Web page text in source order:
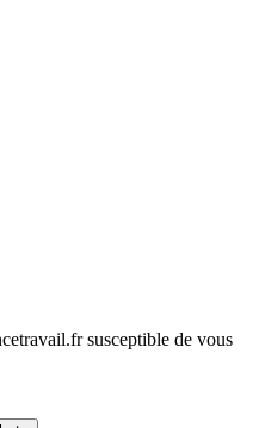
susceptible de vous